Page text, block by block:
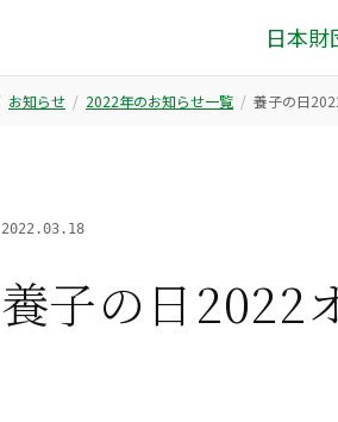
日本財
お知らせ 2022年のお知らせ一覧 養子の日
2022.03.18
養子の日2022